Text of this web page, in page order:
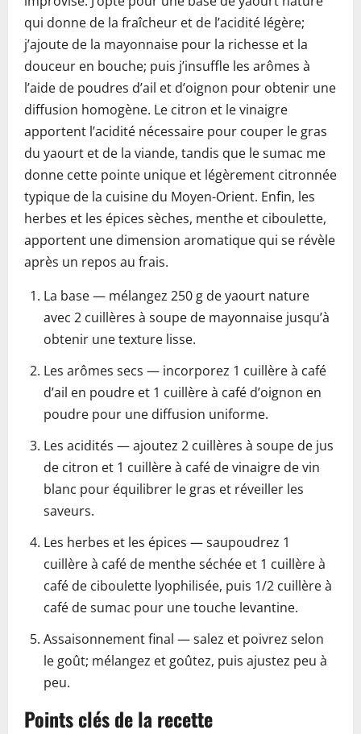
qui donne de la fraîcheur et de l’acidité légère;
j’ajoute de la mayonnaise pour la richesse et la
douceur en bouche; puis j’insuffle les arômes à
l’aide de poudres d’ail et d’oignon pour obtenir une
diffusion homogène. Le citron et le vinaigre
apportent l’acidité nécessaire pour couper le gras
du yaourt et de la viande, tandis que le sumac me
donne cette pointe unique et légèrement citronnée
typique de la cuisine du Moyen-Orient. Enfin, les
herbes et les épices sèches, menthe et ciboulette,
apportent une dimension aromatique qui se révèle
après un repos au frais.
La base — mélangez 250 g de yaourt nature
avec 2 cuillères à soupe de mayonnaise jusqu’à
obtenir une texture lisse.
Les arômes secs — incorporez 1 cuillère à café
d’ail en poudre et 1 cuillère à café d’oignon en
poudre pour une diffusion uniforme.
Les acidités — ajoutez 2 cuillères à soupe de jus
de citron et 1 cuillère à café de vinaigre de vin
blanc pour équilibrer le gras et réveiller les
saveurs.
Les herbes et les épices — saupoudrez 1
cuillère à café de menthe séchée et 1 cuillère à
café de ciboulette lyophilisée, puis 1/2 cuillère à
café de sumac pour une touche levantine.
Assaisonnement final — salez et poivrez selon
le goût; mélangez et goûtez, puis ajustez peu à
peu.
Points clés de la recette